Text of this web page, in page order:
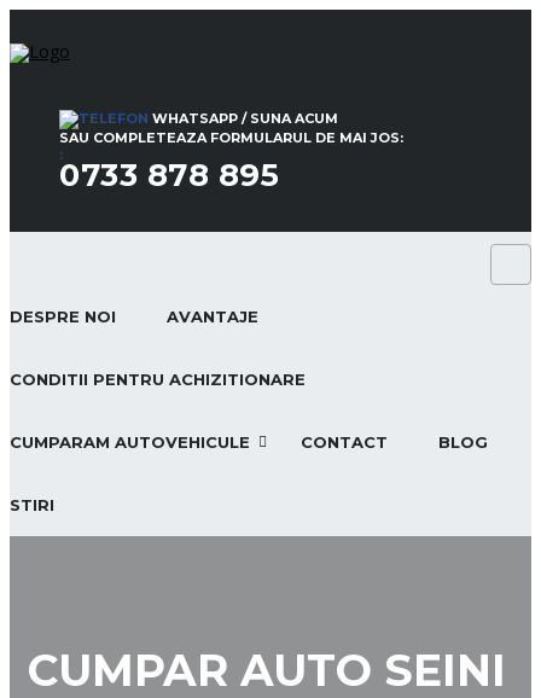
WHATSAPP / SUNA ACUM
SAU COMPLETEAZA FORMULARUL DE MAI JOS:
:
0733 878 895
DESPRE NOI AVANTAJE
CONDITII PENTRU ACHIZITIONARE
CUMPARAM AUTOVEHICULE CONTACT BLOG
STIRI
CUMPAR AUTO SEINI